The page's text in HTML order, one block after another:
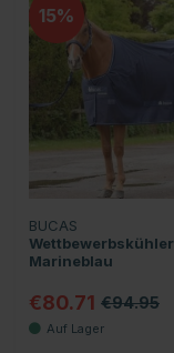
15
BUCAS
Wettbewerbskühler
Marineblau
€80.71 €94.95